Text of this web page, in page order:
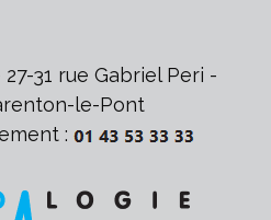
est celui d’un meilleur
qu’ils puissent avoir le
I et la classe II. »
31 rue Gabriel Peri -
le-Pont
: